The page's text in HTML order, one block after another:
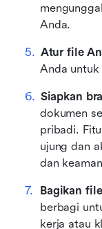
Anda.
Atur file
Anda
Siapkan
dokumen
pribadi.
ujung dan
dan
Bagikan
berbagi
kerja atau